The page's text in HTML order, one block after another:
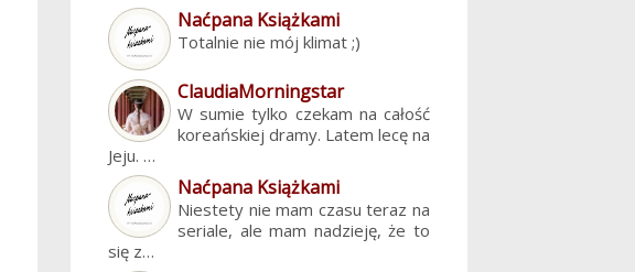
Naćpana Książkami
Totalnie nie mój klimat ;)
ClaudiaMorningstar
W sumie tylko czekam na całość
koreańskiej dramy. Latem lecę na
Jeju. …
Naćpana Książkami
Niestety nie mam czasu teraz na
seriale, ale mam nadzieję, że to
się z…